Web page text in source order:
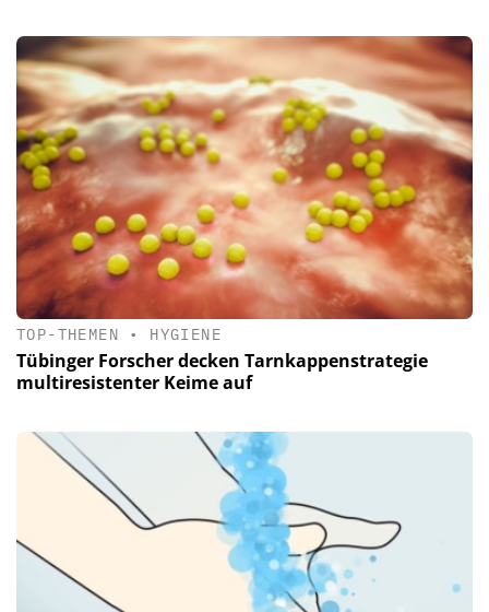
TOP-THEMEN • HYGIENE
Tübinger Forscher decken Tarnkappenstrategie
multiresistenter Keime auf